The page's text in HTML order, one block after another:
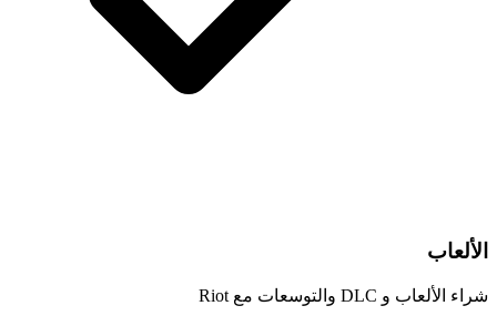
الألعاب
شراء الألعاب و DLC والتوسعات مع Riot